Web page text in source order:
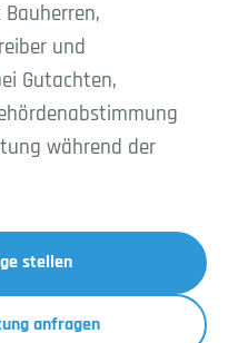
und
Gutachten,
während der
stellen
anfragen